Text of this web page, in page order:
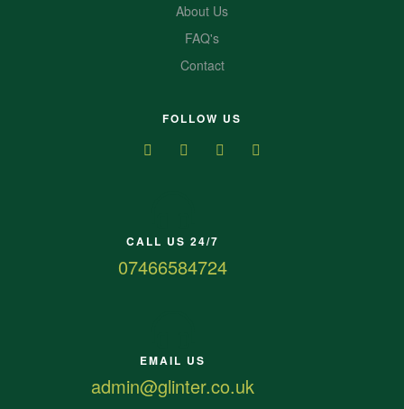
About Us
FAQ's
Contact
FOLLOW US
CALL US 24/7
07466584724
EMAIL US
admin@glinter.co.uk